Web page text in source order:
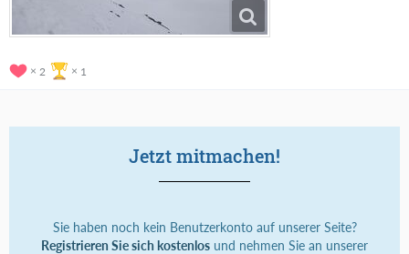
2 1
Jetzt mitmachen!
Sie haben noch kein Benutzerkonto auf unserer Seite?
Registrieren Sie sich kostenlos und nehmen Sie an unserer